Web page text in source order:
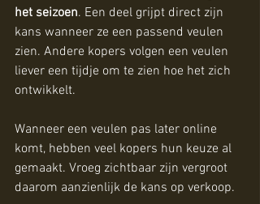
het seizoen. Een deel grijpt direct zijn
kans wanneer ze een passend veulen
zien. Andere kopers volgen een veulen
liever een tijdje om te zien hoe het zich
ontwikkelt.
Wanneer een veulen pas later online
komt, hebben veel kopers hun keuze al
gemaakt. Vroeg zichtbaar zijn vergroot
daarom aanzienlijk de kans op verkoop.